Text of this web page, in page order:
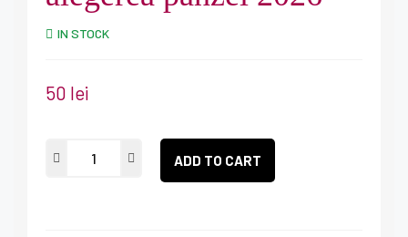
IN STOCK
50 lei
ADD TO CART